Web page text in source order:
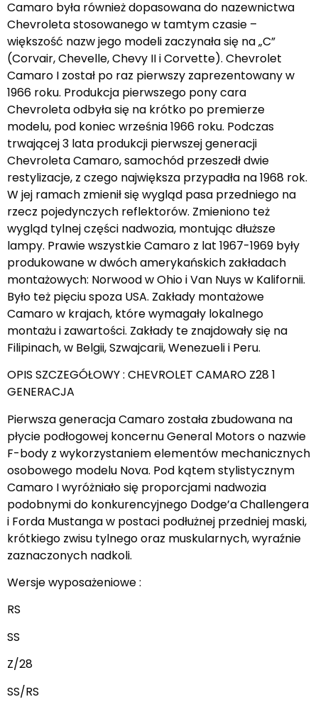
Camaro była również dopasowana do nazewnictwa
Chevroleta stosowanego w tamtym czasie –
większość nazw jego modeli zaczynała się na „C”
(Corvair, Chevelle, Chevy II i Corvette). Chevrolet
Camaro I został po raz pierwszy zaprezentowany w
1966 roku. Produkcja pierwszego pony cara
Chevroleta odbyła się na krótko po premierze
modelu, pod koniec września 1966 roku. Podczas
trwającej 3 lata produkcji pierwszej generacji
Chevroleta Camaro, samochód przeszedł dwie
restylizacje, z czego największa przypadła na 1968 rok.
W jej ramach zmienił się wygląd pasa przedniego na
rzecz pojedynczych reflektorów. Zmieniono też
wygląd tylnej części nadwozia, montując dłuższe
lampy. Prawie wszystkie Camaro z lat 1967-1969 były
produkowane w dwóch amerykańskich zakładach
montażowych: Norwood w Ohio i Van Nuys w Kalifornii.
Było też pięciu spoza USA. Zakłady montażowe
Camaro w krajach, które wymagały lokalnego
montażu i zawartości. Zakłady te znajdowały się na
Filipinach, w Belgii, Szwajcarii, Wenezueli i Peru.
OPIS SZCZEGÓŁOWY : CHEVROLET CAMARO Z28 1
GENERACJA
Pierwsza generacja Camaro została zbudowana na
płycie podłogowej koncernu General Motors o nazwie
F-body z wykorzystaniem elementów mechanicznych
osobowego modelu Nova. Pod kątem stylistycznym
Camaro I wyróżniało się proporcjami nadwozia
podobnymi do konkurencyjnego Dodge’a Challengera
i Forda Mustanga w postaci podłużnej przedniej maski,
krótkiego zwisu tylnego oraz muskularnych, wyraźnie
zaznaczonych nadkoli.
Wersje wyposażeniowe :
RS
SS
Z/28
SS/RS